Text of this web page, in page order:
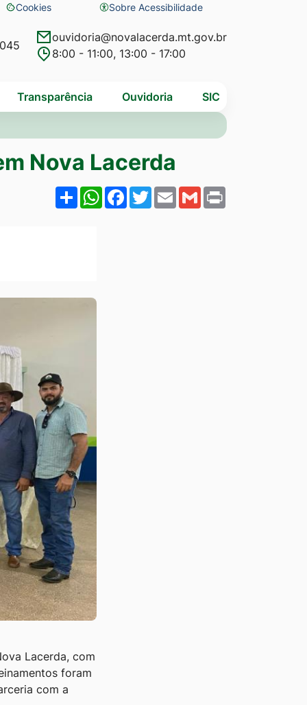
Cookies
Abrir
preferências
de
Sobre Acessibilidade
ouvidoria@novalacerda.mt.gov.br
8:00 - 11:00, 13:00 - 17:00
Transparência Ouvidoria SIC
Nova Lacerda
ShareWhatsApp
Facebook
Twitter
EmailGmail
Lacerda, com
foram
com a